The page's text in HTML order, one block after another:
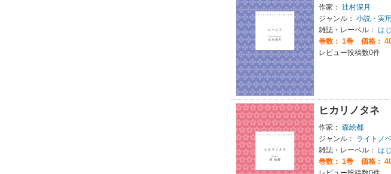
作家： 辻村深月
ジャンル： 小説・実
雑誌・レーベル： は
巻数： 1巻
価格：
レビュー投稿数0件
ヒカリノタネ
作家： 森絵都
ジャンル：
ライトノ
雑誌・レーベル： は
巻数： 1巻
価格：